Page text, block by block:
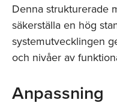
Denna strukturerade
säkerställa en hög
systemutvecklingen
och nivåer av
Anpassning